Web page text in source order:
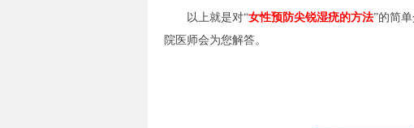
以上就是对“女性预防尖锐湿疣的方法”的简
院医师会为您解答。